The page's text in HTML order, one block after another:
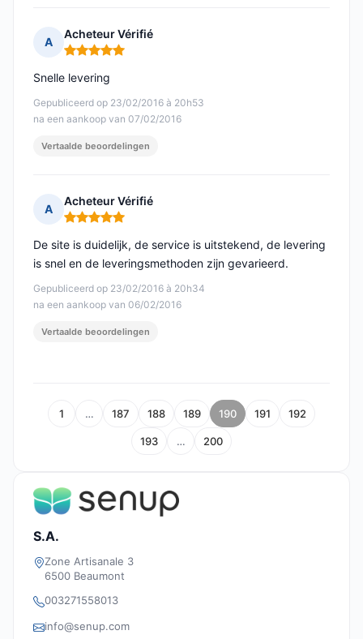
A
Acheteur Vérifié
Opmerking: 5 van 5
Gepubliceerd op 23/02/2016 à 20h53
na een aankoop van 07/02/2016
Snelle levering
Vertaalde beoordelingen
A
Acheteur Vérifié
Opmerking: 5 van 5
Gepubliceerd op 23/02/2016 à 20h34
na een aankoop van 06/02/2016
De site is duidelijk, de service is uitstekend, de levering
is snel en de leveringsmethoden zijn gevarieerd.
Vertaalde beoordelingen
1 … 187 188 189 190 191 192
193 … 200
S.A.
Zone Artisanale 3
6500 Beaumont
003271558013
info@senup.com